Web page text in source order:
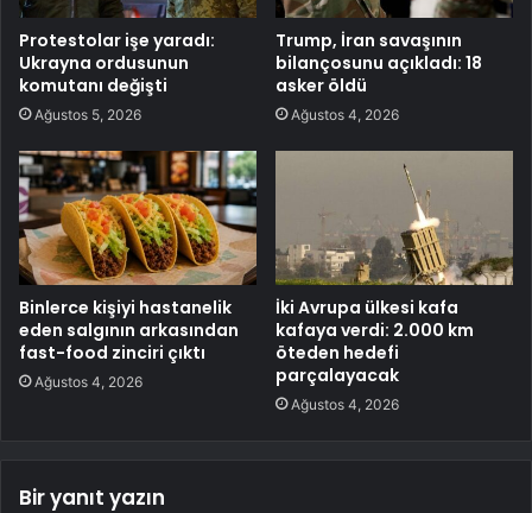
Protestolar işe yaradı:
Ukrayna ordusunun
komutanı değişti
Ağustos 5, 2026
Trump, İran savaşının
bilançosunu açıkladı: 18
asker öldü
Ağustos 4, 2026
Binlerce kişiyi hastanelik
eden salgının arkasından
fast-food zinciri çıktı
Ağustos 4, 2026
İki Avrupa ülkesi kafa
kafaya verdi: 2.000 km
öteden hedefi
parçalayacak
Ağustos 4, 2026
Bir yanıt yazın